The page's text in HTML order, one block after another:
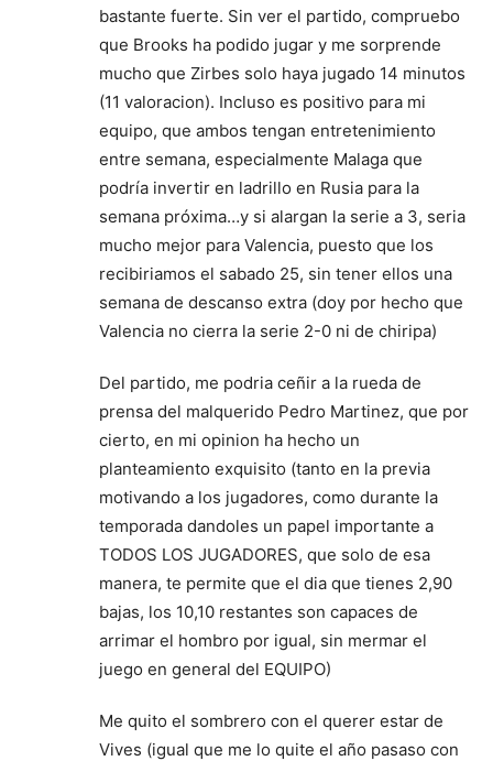
bastante fuerte. Sin ver el partido, compruebo
que Brooks ha podido jugar y me sorprende
mucho que Zirbes solo haya jugado 14 minutos
(11 valoracion). Incluso es positivo para mi
equipo, que ambos tengan entretenimiento
entre semana, especialmente Malaga que
podría invertir en ladrillo en Rusia para la
semana próxima…y si alargan la serie a 3, seria
mucho mejor para Valencia, puesto que los
recibiriamos el sabado 25, sin tener ellos una
semana de descanso extra (doy por hecho que
Valencia no cierra la serie 2-0 ni de chiripa)
Del partido, me podria ceñir a la rueda de
prensa del malquerido Pedro Martinez, que por
cierto, en mi opinion ha hecho un
planteamiento exquisito (tanto en la previa
motivando a los jugadores, como durante la
temporada dandoles un papel importante a
TODOS LOS JUGADORES, que solo de esa
manera, te permite que el dia que tienes 2,90
bajas, los 10,10 restantes son capaces de
arrimar el hombro por igual, sin mermar el
juego en general del EQUIPO)
Me quito el sombrero con el querer estar de
Vives (igual que me lo quite el año pasaso con